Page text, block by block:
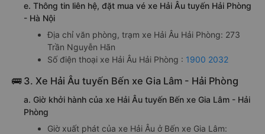
e. Thông tin liên hệ, đặt mua vé xe Hải Âu tuyến Hải Phòng
- Hà Nội
Địa chỉ văn phòng, trạm xe Hải Âu Hải Phòng: 273
Trần Nguyễn Hãn
Số điện thoại xe Hải Âu Hải Phòng : 1900 2032
🚌 3. Xe Hải Âu tuyến Bến xe Gia Lâm - Hải Phòng
a. Giờ khởi hành của xe Hải Âu tuyến Bến xe Gia Lâm - Hải
Phòng
Giờ xuất phát của xe Hải Âu ở Bến xe Gia Lâm: